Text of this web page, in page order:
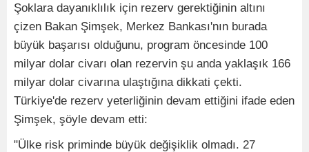
Şoklara dayanıklılık için rezerv gerektiğinin altını
çizen Bakan Şimşek, Merkez Bankası'nın burada
büyük başarısı olduğunu, program öncesinde 100
milyar dolar civarı olan rezervin şu anda yaklaşık 166
milyar dolar civarına ulaştığına dikkati çekti.
Türkiye'de rezerv yeterliğinin devam ettiğini ifade eden
Şimşek, şöyle devam etti:
"Ülke risk priminde büyük değişiklik olmadı. 27